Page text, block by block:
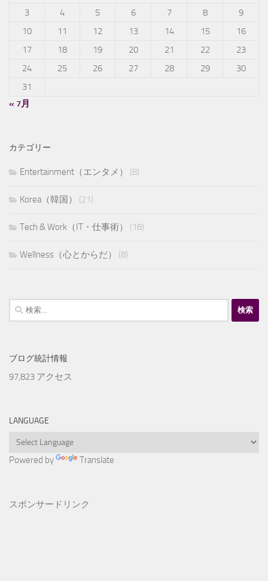
3
4 5 6 7 8
9
10
11 12 13 14 15
16
17
18 19 20 21 22
23
24
25 26 27 28 29
30
31
« 7月
カテゴリー
Entertainment（エンタメ） (8)
Korea（韓国） (21)
Tech & Work（IT・仕事術） (18)
Wellness（心とからだ） (8)
検
索:
ブログ統計情報
97,823 アクセス
LANGUAGE
Powered by Translate
スポンサードリンク